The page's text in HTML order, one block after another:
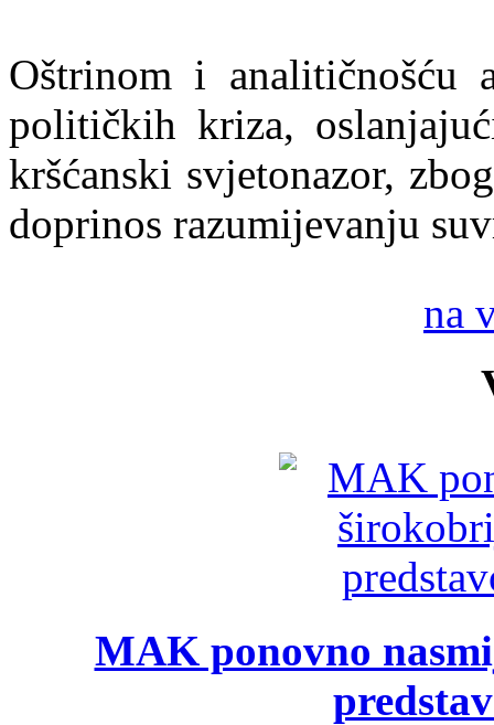
Oštrinom i analitičnošću
političkih kriza,
kršćanski svjetonazor,
doprinos razumijevanju
na
MAK ponovno